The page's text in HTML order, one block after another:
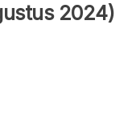
2024)